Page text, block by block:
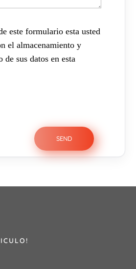
este formulario esta usted
el almacenamiento y
de sus datos en esta